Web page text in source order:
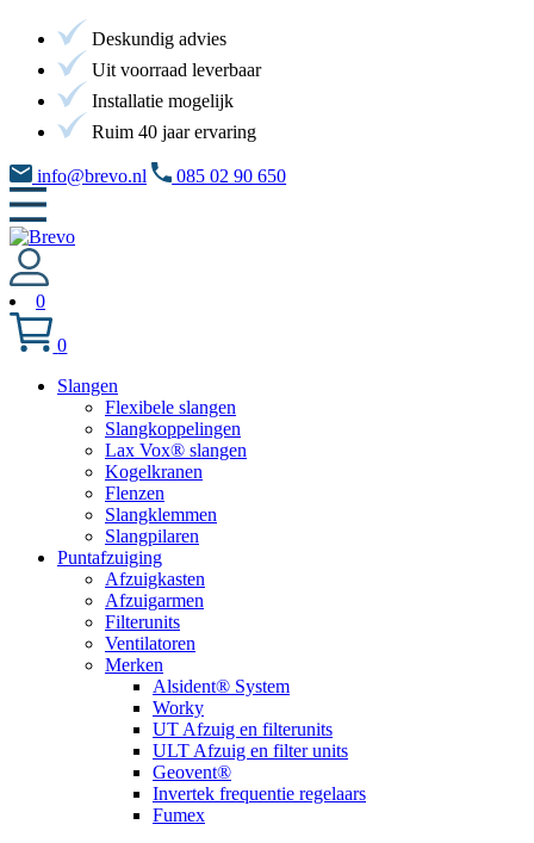
Deskundig advies
Uit voorraad leverbaar
Installatie mogelijk
Ruim 40 jaar ervaring
info@brevo.nl 085 02 90 650
0
0
Slangen
Flexibele slangen
Slangkoppelingen
Lax Vox® slangen
Kogelkranen
Flenzen
Slangklemmen
Slangpilaren
Puntafzuiging
Afzuigkasten
Afzuigarmen
Filterunits
Ventilatoren
Merken
Alsident® System
Worky
UT Afzuig en filterunits
ULT Afzuig en filter units
Geovent®
Invertek frequentie regelaars
Fumex